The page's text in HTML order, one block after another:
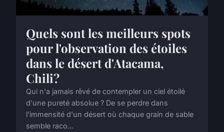
Quels sont les meilleurs spots
pour l'observation des étoiles
dans le désert d'Atacama,
Chili?
Qui n'a jamais rêvé de contempler un ciel étoilé
d'une pureté absolue ? De se perdre dans
l'immensité d'un désert où chaque grain de sable
semble raco...